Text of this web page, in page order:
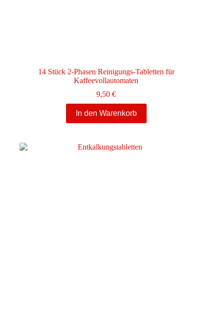
14 Stück 2-Phasen Reinigungs-Tabletten für
Kaffeevollautomaten
9,50€
In den Warenkorb